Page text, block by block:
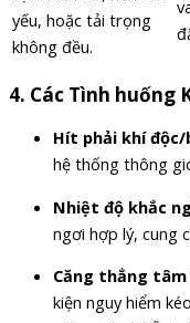
yếu, hoặc tải trọng
không đều.
4. Các Tình huống
Hít phải khí độc/
hệ thống thông
Nhiệt độ khắc
ngơi hợp lý, cung
Căng thẳng tâm
kiện nguy hiểm